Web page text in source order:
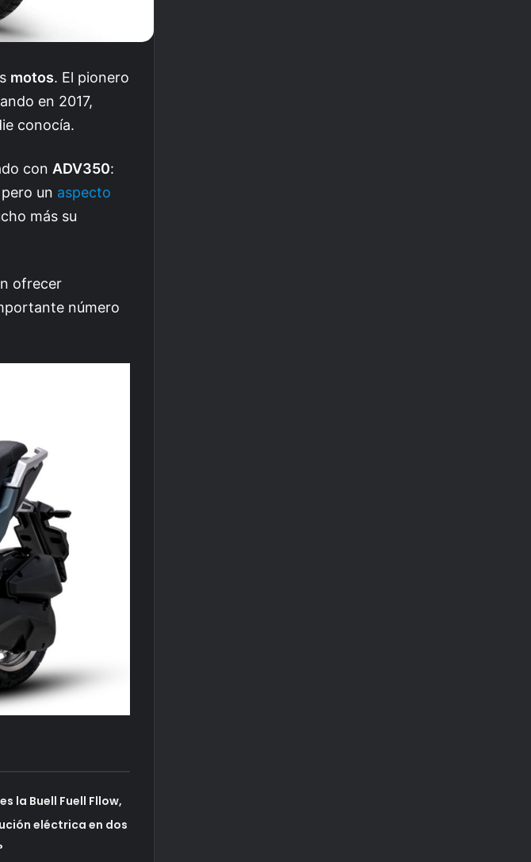
motos. El pionero
en 2017,
conocía.
con ADV350:
un aspecto
más su
ofrecer
número
la Buell Fuell Fllow,
eléctrica en dos